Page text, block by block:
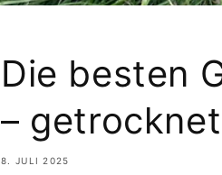
Die besten
–
8. JULI 2025